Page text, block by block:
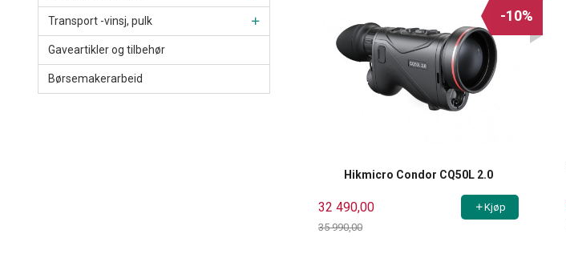
Transport -vinsj, pulk
Gaveartikler og tilbehør
Børsemakerarbeid
Hikmicro Condor CQ50L 2.0
32 490,00
35 990,00
-10%
Kjøp